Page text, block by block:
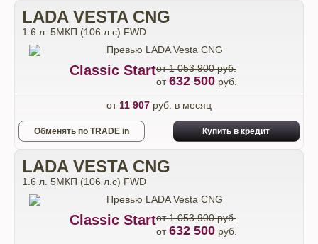
LADA VESTA CNG
1.6 л. 5МКП (106 л.с) FWD
Classic Startот 1 053 900 руб.
от632 500 руб.
от 11 907 руб. в месяц
Обменять по TRADE in Купить в кредит
LADA VESTA CNG
1.6 л. 5МКП (106 л.с) FWD
Classic Startот 1 053 900 руб.
от632 500 руб.